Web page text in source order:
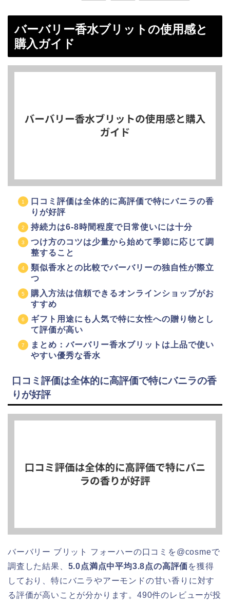
バーバリー香水ブリットの使用感と
購入ガイド
口コミ評価は全体的に高評価で特にバニラの香
りが好評
持続力は6-8時間程度で日常使いには十分
つけ方のコツは少量から始めて季節に応じて調
整すること
類似香水との比較でバーバリーの独自性が際立
つ
購入方法は信頼できるオンラインショップがお
すすめ
ギフト用途にも人気で特に女性への贈り物とし
て評価が高い
まとめ：バーバリー香水ブリットは上品で使い
やすい優秀な香水
口コミ評価は全体的に高評価で特にバニラの香
りが好評
バーバリー ブリット フォーハーの口コミを@cosmeで
調査した結果、 5.0点満点中平均3.8点の高評価を獲得
しており、特にバニラやアーモンドの甘い香りに対す
る評価が高いことが分かります。490件のレビューが投